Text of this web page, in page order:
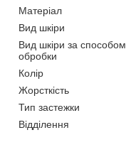
Матеріал
Вид шкіри
Вид шкіри за способом
обробки
Колір
Жорсткість
Тип застежки
Відділення